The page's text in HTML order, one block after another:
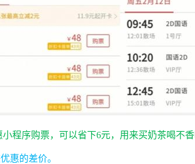
程序购票，可以省下6元，用来买奶茶喝不香
惠的差价。